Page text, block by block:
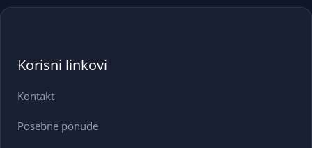
Korisni linkovi
Kontakt
Posebne ponude